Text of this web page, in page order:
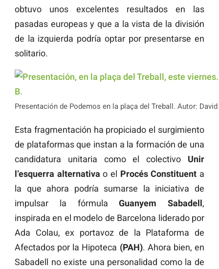
obtuvo unos excelentes resultados en las
pasadas europeas y que a la vista de la división
de la izquierda podría optar por presentarse en
solitario.
Presentación de Podemos en la plaça del Treball. Autor: David
Esta fragmentación ha propiciado el surgimiento
de plataformas que instan a la formación de una
candidatura unitaria como el colectivo Unir
l’esquerra alternativa o el Procés Constituent a
la que ahora podría sumarse la iniciativa de
impulsar la fórmulaGuanyem Sabadell,
inspirada en el modelo de Barcelona liderado por
Ada Colau, ex portavoz de la Plataforma de
Afectados por la Hipoteca (PAH). Ahora bien, en
Sabadell no existe una personalidad como la de